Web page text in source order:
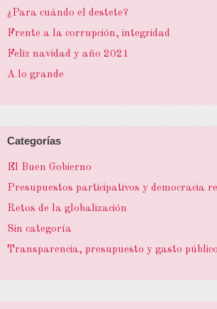
¿Para cuándo el destete?
Frente a la corrupción, integridad
Feliz navidad y año 2021
A lo grande
Categorías
El Buen Gobierno
Presupuestos participativos y democracia
Retos de la globalización
Sin categoría
Transparencia, presupuesto y gasto público